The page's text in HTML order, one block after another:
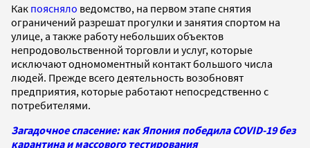
Как поясняло ведомство, на первом этапе снятия
ограничений разрешат прогулки и занятия спортом на
улице, а также работу небольших объектов
непродовольственной торговли и услуг, которые
исключают одномоментный контакт большого числа
людей. Прежде всего деятельность возобновят
предприятия, которые работают непосредственно с
потребителями.
Загадочное спасение: как Япония победила COVID-19 без
карантина и массового тестирования